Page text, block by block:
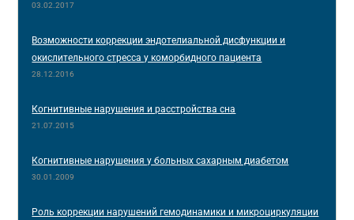
03.02.2017
Возможности коррекции эндотелиальной дисфункции и
окислительного стресса у коморбидного пациента
28.12.2016
Когнитивные нарушения и расстройства сна
21.07.2015
Когнитивные нарушения у больных сахарным диабетом
30.01.2009
Роль коррекции нарушений гемодинамики и микроциркуляции